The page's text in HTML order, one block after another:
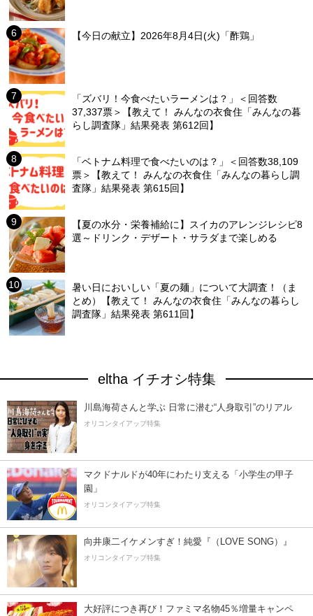
【今日の献立】2026年8月4日(火)「酢鶏」
「ズバリ！今食べたいラーメンは？」＜回答数
37,337票＞【教えて！ みんなの衣食住「みんなの暮
らし調査隊」結果発表 第612回】
「ベトナム料理で食べたいのは？」＜回答数38,109
票＞【教えて！ みんなの衣食住「みんなの暮らし調
査隊」結果発表 第615回】
【夏の水分・栄養補給に】スイカのアレンジレシピ8
選～ドリンク・デザート・サラダまで楽しめる
暑い日においしい「夏の麺」について大調査！（ま
とめ）【教えて！ みんなの衣食住「みんなの暮らし
調査隊」結果発表 第611回】
eltha イチオシ特集
川島海荷さんと学ぶ 日常に潜む“人身取引”のリアル
オリコンタイアップ特集
マクドナルドが40年にわたり支える「小学生の甲子
園」
オリコンタイアップ特集
向井康二イケメンすぎ！純愛『（LOVE SONG）』
オリコンタイアップ特集
大好評につき再び！ファミマ名物45％増量キャンペ